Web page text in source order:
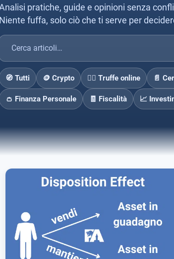
pratiche, guide e opinioni senza
fuffa, solo ciò che ti serve per
🧭 Tutti 🪙 Crypto 🕵️‍♂️ Truffe online 📄
👛 Finanza Personale 🧾 Fiscalità 📈